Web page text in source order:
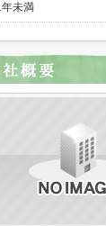
未満